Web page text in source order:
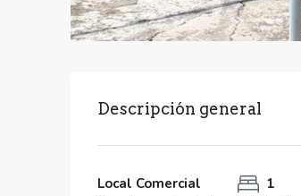
Descripción general
Local Comercial
1